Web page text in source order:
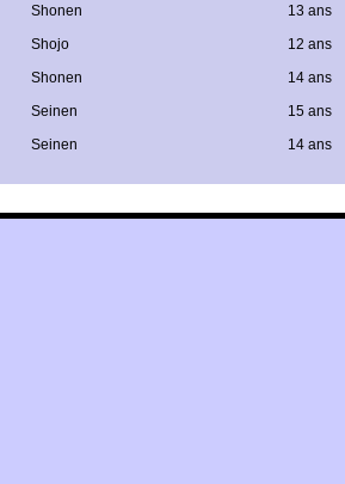
Shonen 13 ans
Shojo 12 ans
Shonen 14 ans
Seinen 15 ans
Seinen 14 ans